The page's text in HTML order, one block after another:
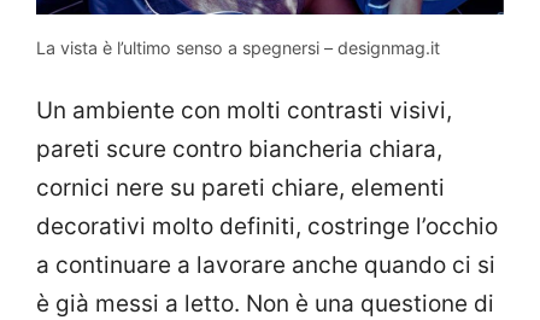
La vista è l’ultimo senso a spegnersi – designmag.it
Un ambiente con molti contrasti visivi,
pareti scure contro biancheria chiara,
cornici nere su pareti chiare, elementi
decorativi molto definiti, costringe l’occhio
a continuare a lavorare anche quando ci si
è già messi a letto. Non è una questione di